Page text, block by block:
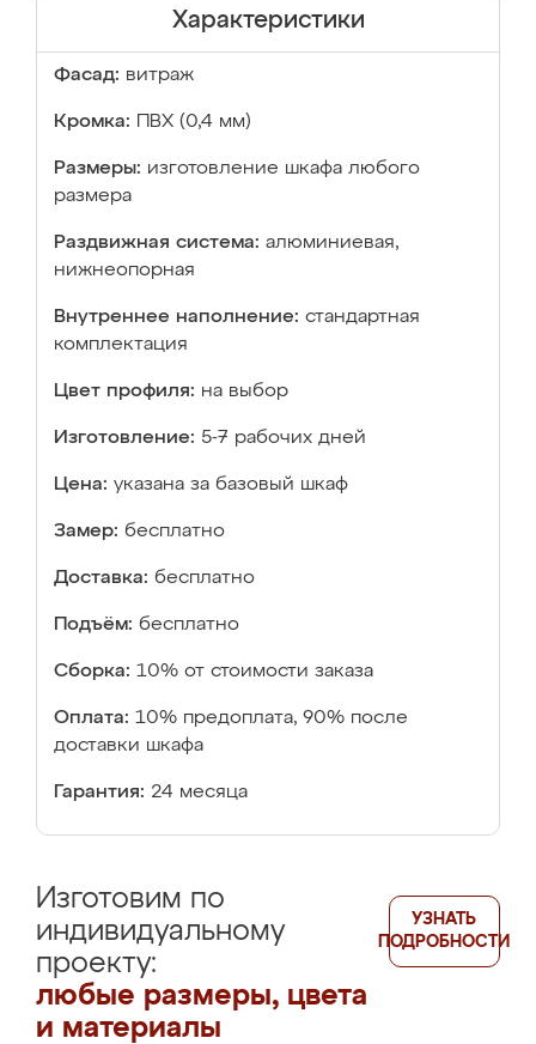
Характеристики
Фасад: витраж
Кромка: ПВХ (0,4 мм)
Размеры: изготовление шкафа любого
размера
Раздвижная система: алюминиевая,
нижнеопорная
Внутреннее наполнение: стандартная
комплектация
Цвет профиля: на выбор
Изготовление: 5-7 рабочих дней
Цена: указана за базовый шкаф
Замер: бесплатно
Доставка: бесплатно
Подъём: бесплатно
Сборка: 10% от стоимости заказа
Оплата: 10% предоплата, 90% после
доставки шкафа
Гарантия: 24 месяца
Изготовим по
индивидуальному
проекту:
любые размеры, цвета
и материалы
УЗНАТЬ
ПОДРОБНОСТИ